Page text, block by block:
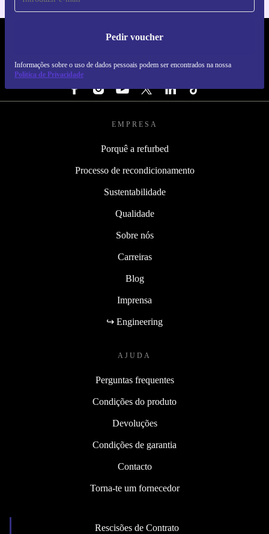
Pedir voucher
Informações sobre o uso de dados pessoais podem ser encontrados na nossa
Política de Privacidade
REFURBED PORTUGAL - RETHINK NEW.
SEGUE-NOS
EMPRESA
Porquê a refurbed
Processo de recondicionamento
Sustentabilidade
Qualidade
Sobre nós
Carreiras
Blog
Imprensa
↪ Engineering
AJUDA
Perguntas frequentes
Condições do produto
Devoluções
Condições de garantia
Contacto
Torna-te um fornecedor
Rescisões de Contrato